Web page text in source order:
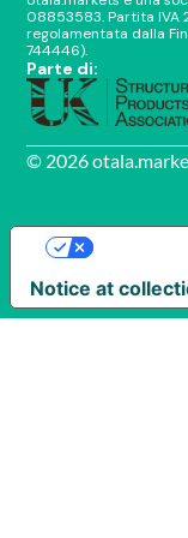
08853583. Partita IVA
regolamentata dalla
744446).
Parte di:
© 2026
Notice at
Your